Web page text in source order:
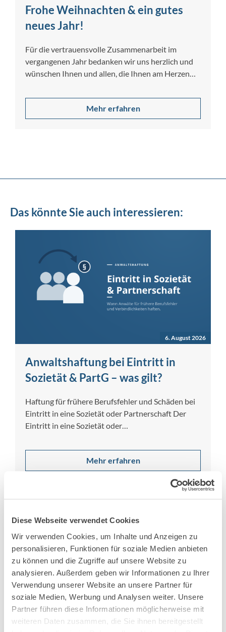
Diese Webseite verwendet Cookies
Wir verwenden Cookies, um Inhalte und Anzeigen zu
personalisieren, Funktionen für soziale Medien anbieten
zu können und die Zugriffe auf unsere Website zu
analysieren. Außerdem geben wir Informationen zu Ihrer
Verwendung unserer Website an unsere Partner für
soziale Medien, Werbung und Analysen weiter. Unsere
Partner führen diese Informationen möglicherweise mit
weiteren Daten zusammen, die Sie ihnen bereitgestellt
Frohe Weihnachten & ein gutes
neues Jahr!
Für die vertrauensvolle Zusammenarbeit im
vergangenen Jahr bedanken wir uns herzlich und
wünschen Ihnen und allen, die Ihnen am Herzen…
Mehr erfahren
Das könnte Sie auch interessieren:
6. August 2026
Anwaltshaftung bei Eintritt in
Sozietät & PartG – was gilt?
Haftung für frühere Berufsfehler und Schäden bei
Eintritt in eine Sozietät oder Partnerschaft Der
Eintritt in eine Sozietät oder
Mehr erfahren
2. Juni 2026